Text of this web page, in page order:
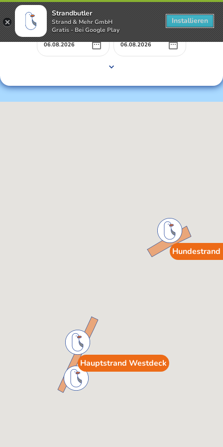
Mietbeginn Mietende
Hauptstrand Westdeck
Strandbutler
Strand & Mehr GmbH
Gratis - Bei Google Play
Installieren